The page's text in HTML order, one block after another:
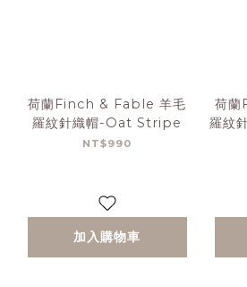
荷蘭Finch & Fable 羊毛
羅紋針織帽-Oat Stripe
NT$990
加入購物車
荷
羅紋